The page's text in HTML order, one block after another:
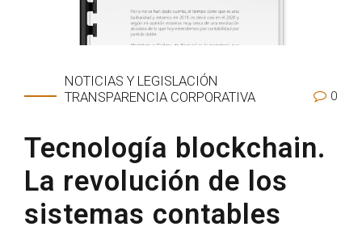
NOTICIAS Y LEGISLACIÓN
TRANSPARENCIA CORPORATIVA
0
Tecnología blockchain.
La revolución de los
sistemas contables